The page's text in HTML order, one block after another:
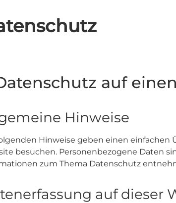
auf
Hinweise
Hinweise geben einen einfachen
besuchen. Personenbezogene Daten
zum Thema Datenschutz
auf dieser